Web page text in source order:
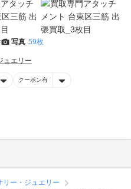
写真 59枚
ュエリー
クーポン有
リー・ジュエリー